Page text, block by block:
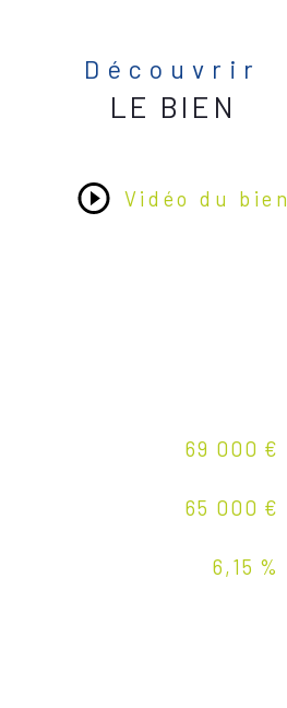
Découvrir
LE BIEN
Vidéo du bien
69 000 €
65 000 €
6,15 %